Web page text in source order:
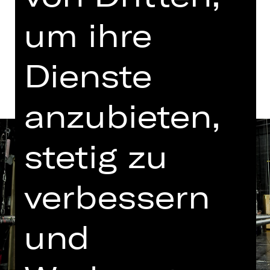
Termine in aktueller Spielzeit
Termine und Besetzung
um ihre
Dienste
anzubieten,
stetig zu
verbessern
und